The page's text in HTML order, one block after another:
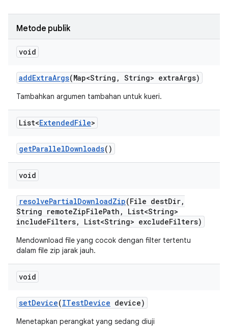
Metode publik
void
addExtraArgs(Map<String , String> extraArgs)
Tambahkan argumen tambahan untuk kueri.
List<ExtendedFile>
getParallelDownloads()
void
resolvePartialDownloadZip(File destDir,
String remoteZipFilePath ,
List<String>
includeFilters, List<String> excludeFilters)
Mendownload file yang cocok dengan filter tertentu
dalam file zip jarak jauh.
void
setDevice(ITestDevice device)
Menetapkan perangkat yang sedang diuji